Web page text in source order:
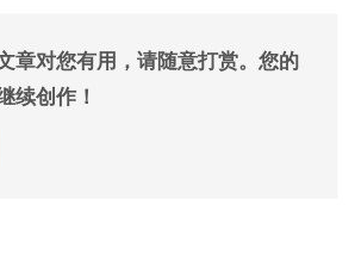
章对您有用，请随意打赏。您的
续创作！